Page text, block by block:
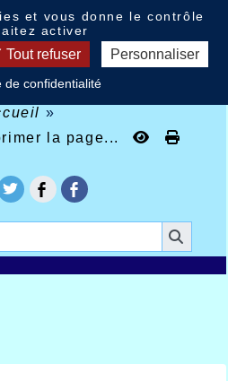
»
la page...
et vous donne le contrôle
activer
Tout refuser Personnaliser
de confidentialité